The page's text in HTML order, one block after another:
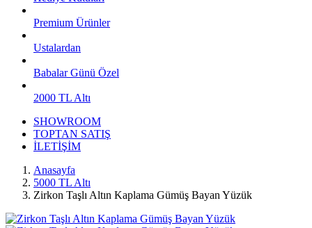
Premium Ürünler
Ustalardan
Babalar Günü Özel
2000 TL Altı
SHOWROOM
TOPTAN SATIŞ
İLETİŞİM
Anasayfa
5000 TL Altı
Zirkon Taşlı Altın Kaplama Gümüş Bayan Yüzük